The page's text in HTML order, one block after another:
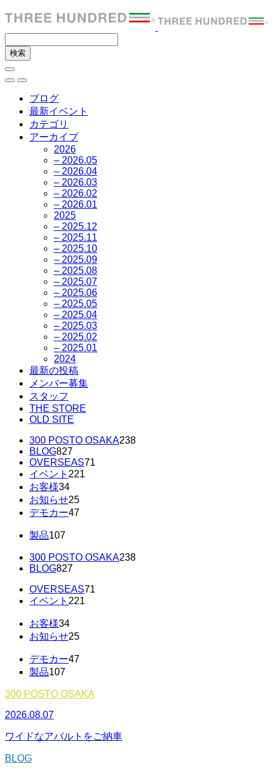
ブログ
最新イベント
カテゴリ
アーカイブ
2026
– 2026.05
– 2026.04
– 2026.03
– 2026.02
– 2026.01
2025
– 2025.12
– 2025.11
– 2025.10
– 2025.09
– 2025.08
– 2025.07
– 2025.06
– 2025.05
– 2025.04
– 2025.03
– 2025.02
– 2025.01
2024
最新の投稿
メンバー募集
スタッフ
THE STORE
OLD SITE
300 POSTO OSAKA238
BLOG827
OVERSEAS71
イベント 221
お客様34
お知らせ25
デモカー47
製品107
300 POSTO OSAKA238
BLOG827
OVERSEAS71
イベント 221
お客様34
お知らせ25
デモカー47
製品107
300 POSTO OSAKA
2026.08.07
ワイドなアバルトをご納車
BLOG